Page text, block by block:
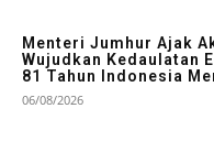
Menteri Jumhur Ajak
Wujudkan Kedaulatan
81 Tahun Indonesia
06/08/2026